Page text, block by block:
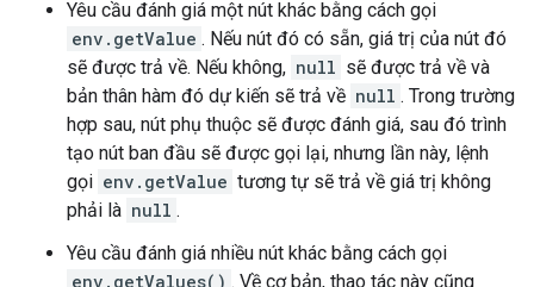
Yêu cầu đánh giá một nút khác bằng cách gọi
env.getValue . Nếu nút đó có sẵn, giá trị của nút đó
sẽ được trả về. Nếu không, null sẽ được trả về và
bản thân hàm đó dự kiến sẽ trả về null . Trong trường
hợp sau, nút phụ thuộc sẽ được đánh giá, sau đó trình
tạo nút ban đầu sẽ được gọi lại, nhưng lần này, lệnh
gọi env.getValue tương tự sẽ trả về giá trị không
phải là null .
Yêu cầu đánh giá nhiều nút khác bằng cách gọi
env.getValues() . Về cơ bản, thao tác này cũng